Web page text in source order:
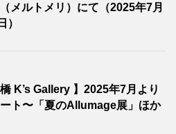
メルトメリ）にて（2025年7月
）
橋 K’s Gallery 】2025年7月より
ト〜「夏のAllumage展」ほか